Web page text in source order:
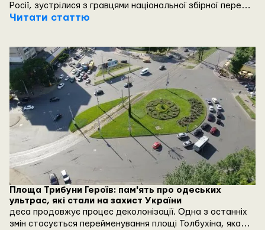
Росії, зустрілися з гравцями національної збірної перед
жовтневими матчами в Лізі націй.
Читати статтю
Площа Трибуни Героїв: пам'ять про одеських
ультрас, які стали на захист України
деса продовжує процес деколонізації. Одна з останніх
змін стосується перейменування площі Толбухіна, яка